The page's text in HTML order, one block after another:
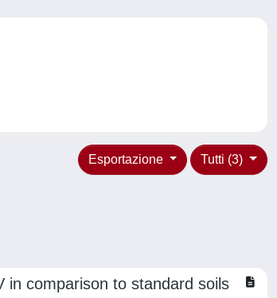
Tutti (3)
Esportazione
in comparison to standard soils